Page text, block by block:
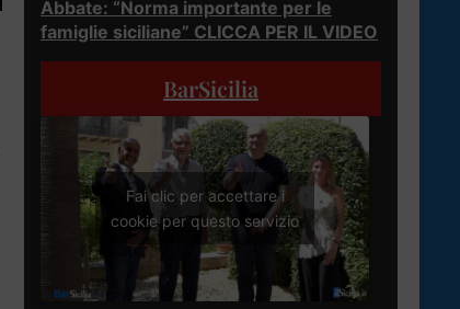
Abbate: “Norma importante per le
famiglie siciliane” CLICCA PER IL VIDEO
BarSicilia
Fai clic per accettare i
cookie per questo servizio